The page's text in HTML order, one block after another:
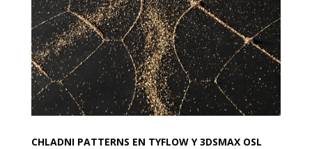
CHLADNI PATTERNS EN TYFLOW Y 3DSMAX OSL